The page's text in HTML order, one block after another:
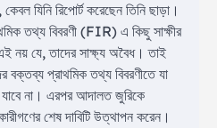
কেবল যিনি রিপোর্ট করেছেন তিনি ছাড়া।
তথ্য বিবরণী (FIR) এ কিছু সাক্ষীর
নয় যে, তাদের সাক্ষ্য অবৈধ। তাই
প্রাথমিক তথ্য বিবরণীতে যা
যাবে না। এরপর আদালত জুরিকে
শেষ দাবিটি উত্থাপন করেন।